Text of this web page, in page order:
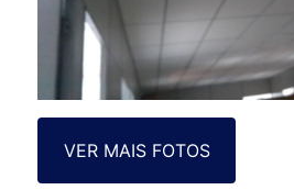
VER MAIS FOTOS